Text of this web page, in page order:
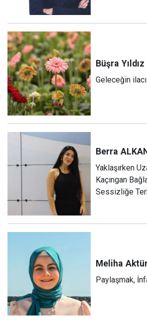
Büşra Yıldız
Geleceğin
Berra ALKAN
Yaklaşırken
Kaçıngan
Sessizliğe
Meliha
Paylaşmak,